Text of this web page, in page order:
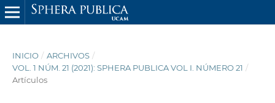
INICIO / ARCHIVOS /
VOL. 1 NÚM. 21 (2021): SPHERA PUBLICA VOL I. NÚMERO 21 /
Artículos